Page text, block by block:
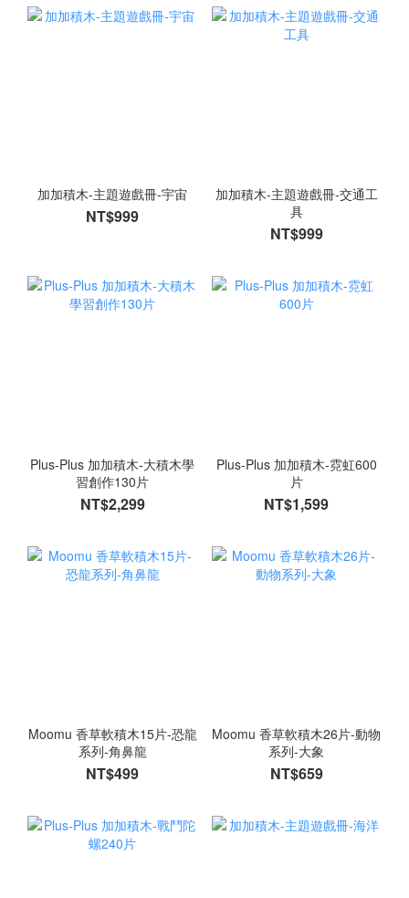
加加積木-主題遊戲冊-宇宙
NT$999
加加積木-主題遊戲冊-交通工
具
NT$999
Plus-Plus 加加積木-大積木學
習創作130片
NT$2,299
Plus-Plus 加加積木-霓虹600
片
NT$1,599
Moomu 香草軟積木15片-恐龍
系列-角鼻龍
NT$499
Moomu 香草軟積木26片-動物
系列-大象
NT$659